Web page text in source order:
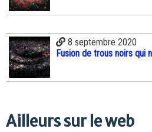
8 septembre 2020
Fusion de trous noirs qui
Ailleurs sur le web